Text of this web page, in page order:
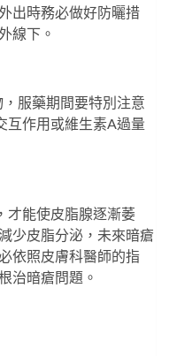
出時務必做好防曬措
線下。
服藥期間要特別注意
互作用或維生素A過量
才能使皮脂腺逐漸萎
少皮脂分泌，未來暗瘡
依照皮膚科醫師的指
治暗瘡問題。